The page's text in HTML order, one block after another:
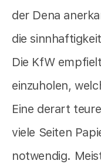
der Dena
die
Die KfW
einzuholen,
Eine derart
viele Seiten
notwendig.